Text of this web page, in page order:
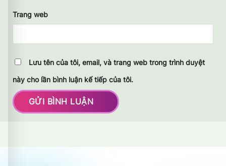
Trang web
Lưu tên của tôi, email, và trang web trong trình duyệt
này cho lần bình luận kế tiếp của tôi.